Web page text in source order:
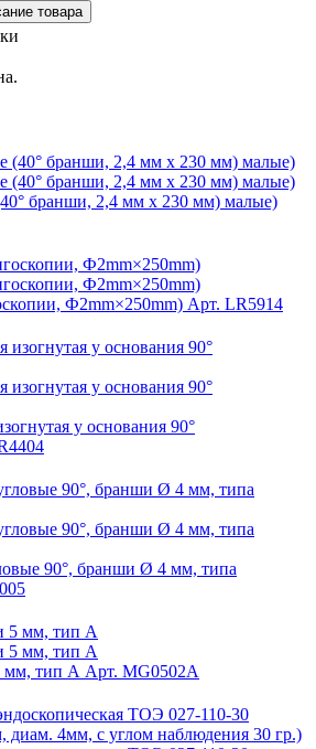
товара
бранши, 2,4 мм х 230 мм) малые)
Ф2mm×250mm) Арт. LR5914
у основания 90°
90°, бранши Ø 4 мм, типа
мм, тип А Арт. MG0502А